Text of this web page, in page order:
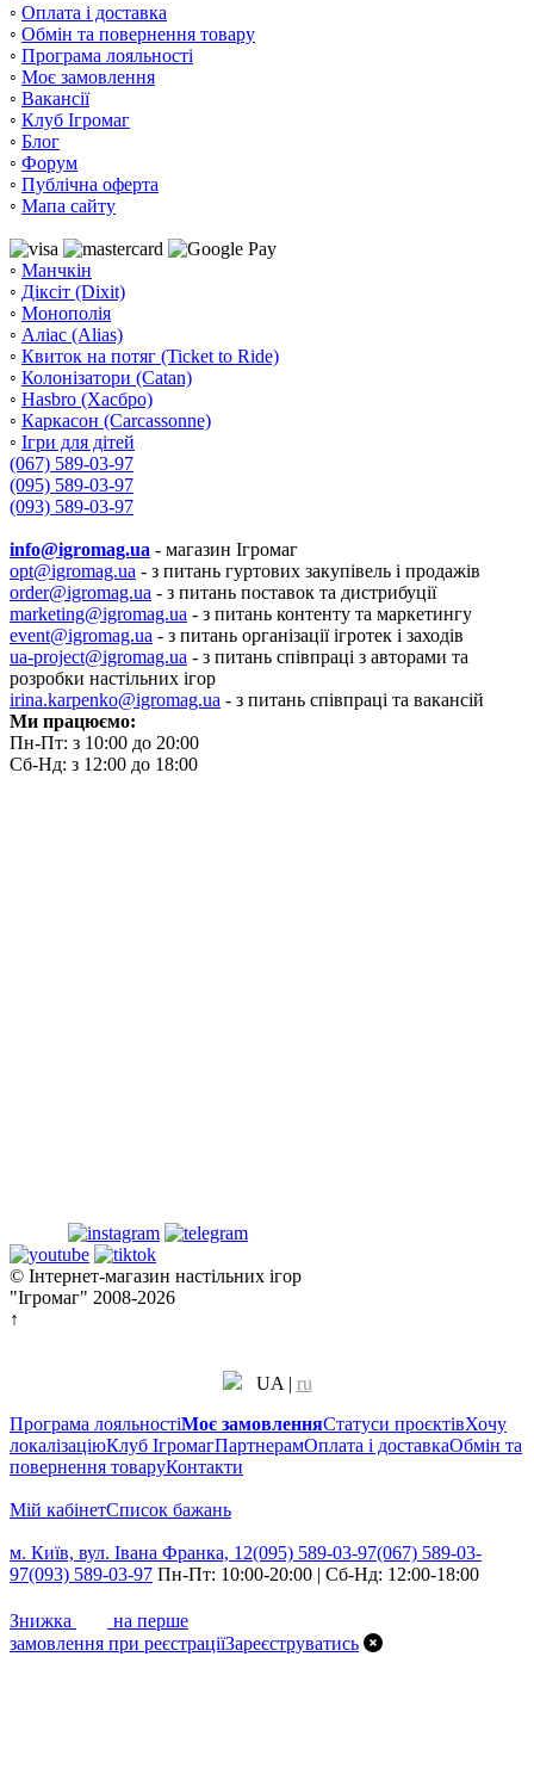
◦ Оплата і доставка
◦ Обмін та повернення товару
◦ Програма лояльності
◦ Моє замовлення
◦ Вакансії
◦ Клуб Ігромаг
◦ Блог
◦ Форум
◦ Публічна оферта
◦ Мапа сайту
◦ Манчкін
◦ Діксіт (Dixit)
◦ Монополія
◦ Аліас (Alias)
◦ Квиток на потяг (Ticket to Ride)
◦ Колонізатори (Catan)
◦ Hasbro (Хасбро)
◦ Каркасон (Carcassonne)
◦ Ігри для дітей
(067) 589-03-97
(095) 589-03-97
(093) 589-03-97
info@igromag.ua - магазин Ігромаг
opt@igromag.ua - з питань гуртових закупівель і продажів
order@igromag.ua - з питань поставок та дистрибуції
marketing@igromag.ua - з питань контенту та маркетингу
event@igromag.ua - з питань організації ігротек і заходів
ua-project@igromag.ua - з питань співпраці з авторами та
розробки настільних ігор
irina.karpenko@igromag.ua - з питань співпраці та вакансій
Ми працюємо:
Пн-Пт: з 10:00 до 20:00
Сб-Нд: з 12:00 до 18:00
© Інтернет-магазин настільних ігор
"Ігромаг" 2008-2026
↑
UA | ru
Програма лояльностіМоє замовленняСтатуси проєктівХочу
локалізаціюКлуб ІгромагПартнерамОплата і доставкаОбмін та
повернення товаруКонтакти
Мій кабінетCписок бажань
м. Київ, вул. Івана Франка, 12(095) 589-03-97(067) 589-03-
97(093) 589-03-97 Пн-Пт: 10:00-20:00 | Сб-Нд: 12:00-18:00
Знижка
на перше
замовлення при реєстраціїЗареєструватись